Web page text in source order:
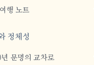
행 노트
정체성
문명의 교차로